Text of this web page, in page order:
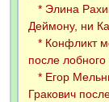
* Элина
Деймону, ни
* Конфликт
после лобного
* Егор
Гракович